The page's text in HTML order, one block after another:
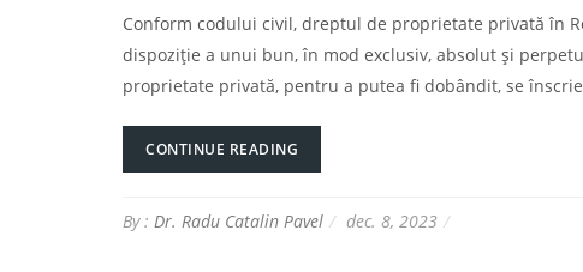
Conform codului civil, dreptul de proprietate privată în
dispoziție a unui bun, în mod exclusiv, absolut și
proprietate privată, pentru a putea fi dobândit, se
CONTINUE READING
By : Dr. Radu Catalin Pavel dec. 8, 2023